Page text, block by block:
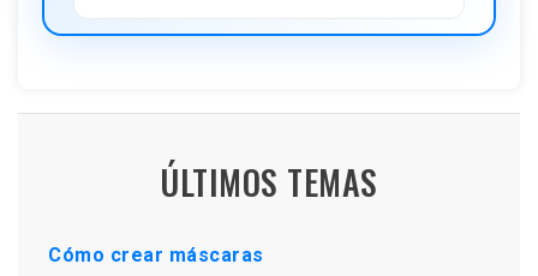
ÚLTIMOS TEMAS
Cómo crear máscaras